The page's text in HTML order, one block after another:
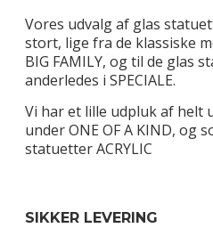
Vores udvalg af glas
stort, lige fra de klassiske
BIG FAMILY, og til de glas
anderledes i SPECIALE.
Vi har et lille udpluk af helt
under ONE OF A KIND, og
statuetter ACRYLIC
SIKKER LEVERING